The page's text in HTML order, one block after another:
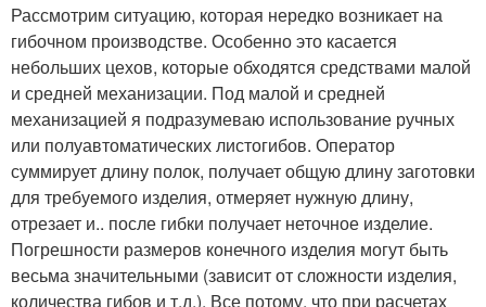
Рассмотрим ситуацию, которая нередко возникает на
гибочном производстве. Особенно это касается
небольших цехов, которые обходятся средствами малой
и средней механизации. Под малой и средней
механизацией я подразумеваю использование ручных
или полуавтоматических листогибов. Оператор
суммирует длину полок, получает общую длину заготовки
для требуемого изделия, отмеряет нужную длину,
отрезает и.. после гибки получает неточное изделие.
Погрешности размеров конечного изделия могут быть
весьма значительными (зависит от сложности изделия,
количества гибов и т.д.). Все потому, что при расчетах